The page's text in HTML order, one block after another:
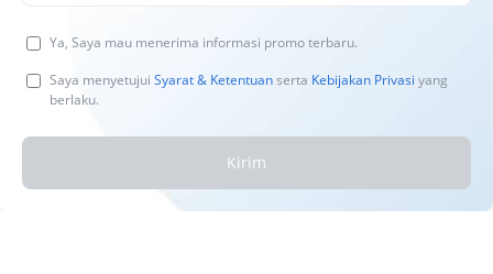
Ya, Saya mau menerima informasi promo terbaru.
Saya menyetujui Syarat & Ketentuanserta Kebijakan Privasi yang
berlaku.
Kirim